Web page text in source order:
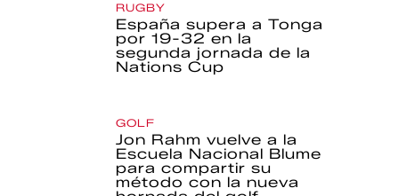
RUGBY
España supera a Tonga
por 19-32 en la
segunda jornada de la
Nations Cup
GOLF
Jon Rahm vuelve a la
Escuela Nacional Blume
para compartir su
método con la nueva